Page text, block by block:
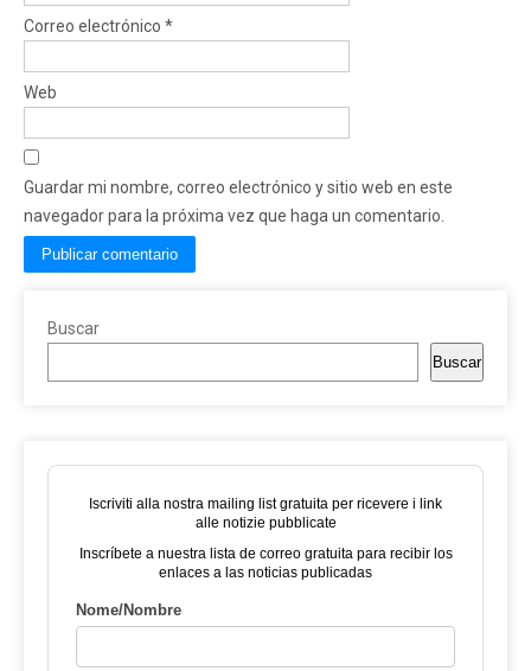
Correo electrónico *
Web
Guardar mi nombre, correo electrónico y sitio web en este
navegador para la próxima vez que haga un comentario.
Buscar
Buscar
Iscriviti alla nostra mailing list gratuita per ricevere i link
alle notizie pubblicate
Inscríbete a nuestra lista de correo gratuita para recibir los
enlaces a las noticias publicadas
Nome/Nombre